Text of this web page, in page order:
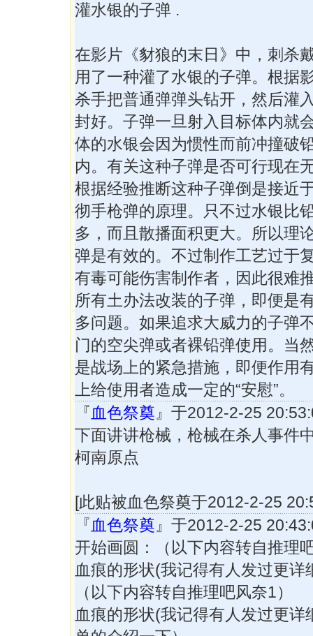
灌水银的子弹 .
在影片《豺狼的末日》中，刺杀
用了一种灌了水银的子弹。根据
杀手把普通弹弹头钻开，然后灌
封好。子弹一旦射入目标体内就
体的水银会因为惯性而前冲撞破
内。有关这种子弹是否可行现在
根据经验推断这种子弹倒是接近
彻手枪弹的原理。只不过水银比
多，而且散播面积更大。所以理
弹是有效的。不过制作工艺过于
有毒可能伤害制作者，因此很难
所有土办法改装的子弹，即便是
多问题。如果追求大威力的子弹
门的空尖弹或者裸铅弹使用。当
是战场上的紧急措施，即便作用
上给使用者造成一定的“安慰”。
『血色祭奠 』于2012-2-25
下面讲讲枪械，枪械在杀人事件
柯南原点
[此贴被血色祭奠于2012-2-25
『血色祭奠 』于2012-2-25
开始画圆：（以下内容转自推理
血痕的形状(我记得有人发过更详
（以下内容转自推理吧风奈1）
血痕的形状(我记得有人发过更详